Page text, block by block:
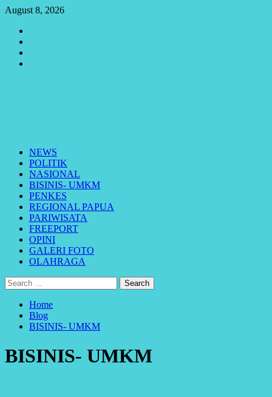
Skip
content
August 8, 2026
NEWS
POLITIK
NASIONAL
BISINIS- UMKM
PENKES
REGIONAL PAPUA
PARIWISATA
FREEPORT
OPINI
GALERI FOTO
OLAHRAGA
Search
for:
Home
Blog
BISINIS- UMKM
BISINIS- UMKM